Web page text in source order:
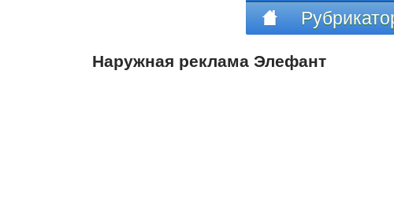
Наружная реклама Элефант